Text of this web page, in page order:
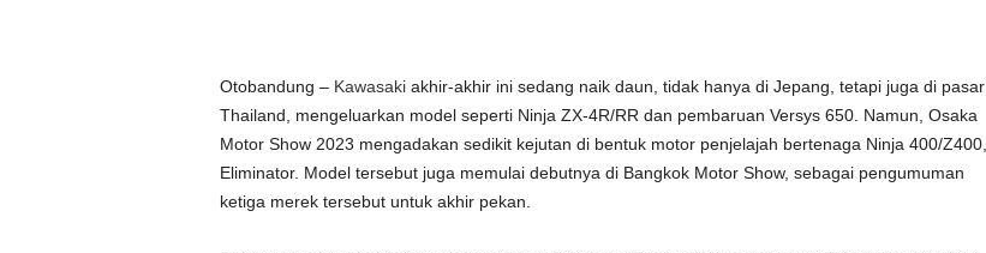
Otobandung – Kawasakiakhir-akhir ini sedang naik daun, tidak hanya di Jepang, tetapi juga di pasar
Thailand, mengeluarkan model seperti Ninja ZX-4R/RR dan pembaruan Versys 650. Namun, Osaka
Motor Show 2023 mengadakan sedikit kejutan di bentuk motor penjelajah bertenaga Ninja 400/Z400,
Eliminator. Model tersebut juga memulai debutnya di Bangkok Motor Show, sebagai pengumuman
ketiga merek tersebut untuk akhir pekan.